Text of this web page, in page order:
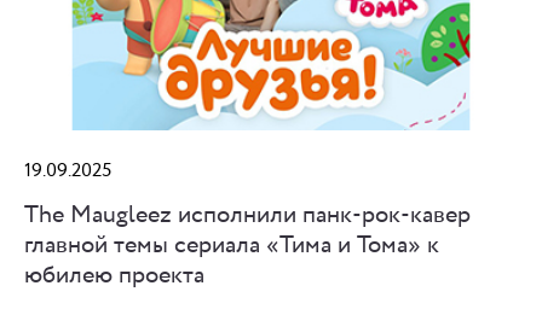
19.09.2025
The Maugleez исполнили панк-рок-кавер
главной темы сериала «Тима и Тома» к
юбилею проекта